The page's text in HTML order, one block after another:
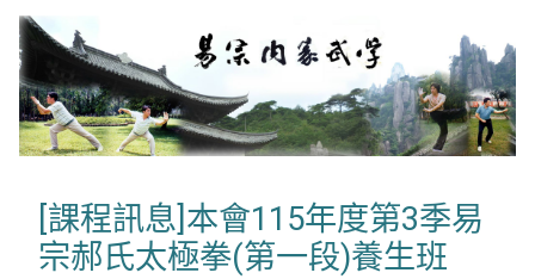
[課程訊息]本會115年度第3季易
宗郝氏太極拳(第一段)養生班